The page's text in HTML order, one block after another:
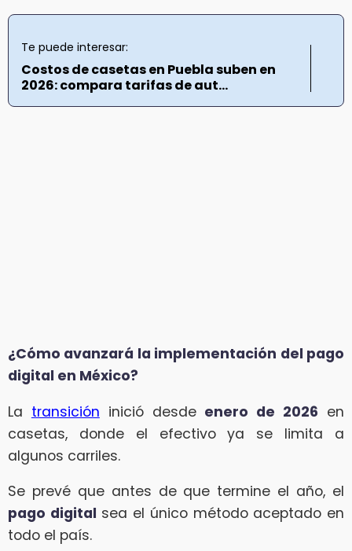
Te puede interesar:
Costos de casetas en Puebla suben en
2026: compara tarifas de aut...
¿Cómo avanzará la implementación del pago
digital en México?
La transición inició desde enero de 2026 en
casetas, donde el efectivo ya se limita a
algunos carriles.
Se prevé que antes de que termine el año, el
pago digital sea el único método aceptado en
todo el país.